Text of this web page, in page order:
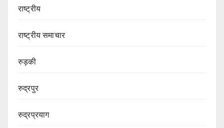
राष्ट्रीय
राष्ट्रीय समाचार
रुड़की
रुद्रपुर
रुद्रप्रयाग